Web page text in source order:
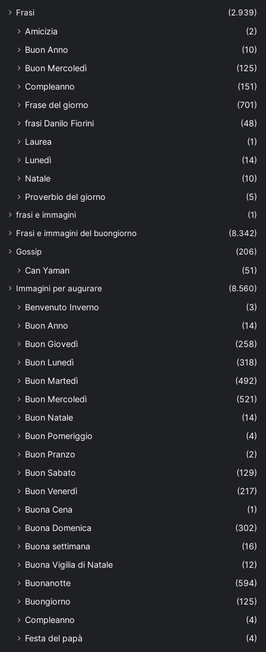
Frasi
(2.939)
Amicizia
(2)
Buon Anno
(10)
Buon Mercoledì
(125)
Compleanno
(151)
Frase del giorno
(701)
frasi Danilo Fiorini
(48)
Laurea
(1)
Lunedì
(14)
Natale
(10)
Proverbio del giorno
(5)
frasi e immagini
(1)
Frasi e immagini del buongiorno
(8.342)
Gossip
(206)
Can Yaman (51)
Immagini per augurare (8.560)
Benvenuto Inverno
(3)
Buon Anno
(14)
Buon Giovedì
(258)
Buon Lunedì
(318)
Buon Martedì
(492)
Buon Mercoledì
(521)
Buon Natale
(14)
Buon Pomeriggio
(4)
Buon Pranzo
(2)
Buon Sabato
(129)
Buon Venerdì
(217)
Buona Cena
(1)
Buona Domenica
(302)
Buona settimana
(16)
Buona Vigilia di Natale
(12)
Buonanotte
(594)
Buongiorno
(125)
Compleanno
(4)
Festa del papà
(4)